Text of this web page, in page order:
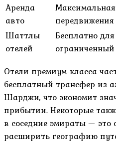
Аренда
авто
передвижения
Шаттлы
отелей
Бесплатно для
Отели премиум-класса
бесплатный трансфер из
Шарджи, что экономит
прибытии. Некоторые
в соседние эмираты — это
расширить географию